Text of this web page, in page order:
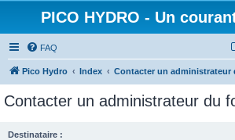
PICO HYDRO - Un
FAQ
Pico Hydro Index Contacter un administrateur
Contacter un administrateur du
Destinataire :